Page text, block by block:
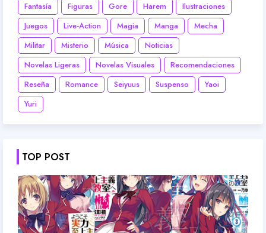
Fantasía
Figuras Gore Harem
Ilustraciones
Juegos
Live-Action Magia Manga
Mecha
Militar
Misterio Música
Noticias
Novelas Ligeras
Novelas Visuales
Recomendaciones
Reseña
Romance Seiyuus Suspenso
Yaoi
Yuri
TOP POST